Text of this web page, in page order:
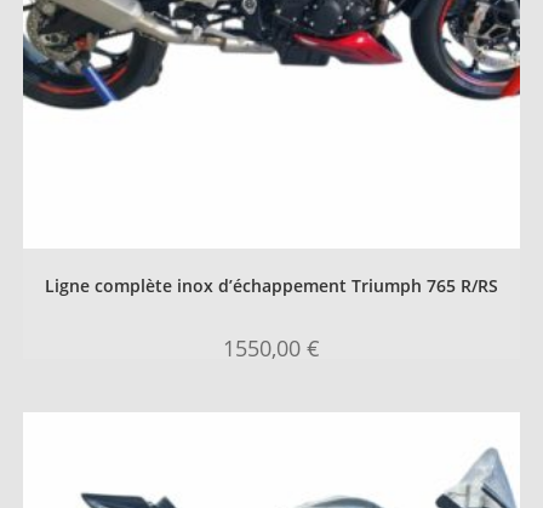
Ligne complète inox d’échappement Triumph 765 R/RS
1550,00 €